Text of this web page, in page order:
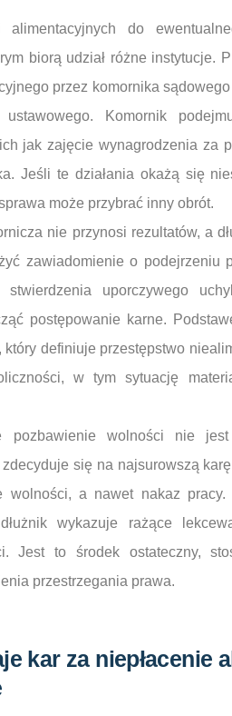
alimentacyjnych do
biorą udział różne instytucje.
przez komornika
ustawowego. Komornik
jak zajęcie wynagrodzenia za
Jeśli te działania okażą się
może przybrać inny obrót.
nie przynosi rezultatów, a
zawiadomienie o podejrzeniu
uporczywego
postępowanie karne.
który definiuje przestępstwo
w tym sytuację
pozbawienie wolności nie jest
się na najsurowszą
wolności, a nawet nakaz
wykazuje rażące
Jest to środek ostateczny,
przestrzegania prawa.
kar za niepłacenie